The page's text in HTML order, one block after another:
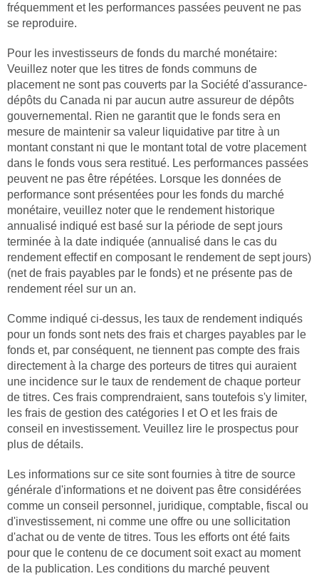
fréquemment et les performances passées peuvent ne pas
se reproduire.
Pour les investisseurs de fonds du marché monétaire:
Veuillez noter que les titres de fonds communs de
placement ne sont pas couverts par la Société d'assurance-
dépôts du Canada ni par aucun autre assureur de dépôts
gouvernemental. Rien ne garantit que le fonds sera en
mesure de maintenir sa valeur liquidative par titre à un
montant constant ni que le montant total de votre placement
dans le fonds vous sera restitué. Les performances passées
peuvent ne pas être répétées. Lorsque les données de
performance sont présentées pour les fonds du marché
monétaire, veuillez noter que le rendement historique
annualisé indiqué est basé sur la période de sept jours
terminée à la date indiquée (annualisé dans le cas du
rendement effectif en composant le rendement de sept jours)
(net de frais payables par le fonds) et ne présente pas de
rendement réel sur un an.
Comme indiqué ci-dessus, les taux de rendement indiqués
pour un fonds sont nets des frais et charges payables par le
fonds et, par conséquent, ne tiennent pas compte des frais
directement à la charge des porteurs de titres qui auraient
une incidence sur le taux de rendement de chaque porteur
de titres. Ces frais comprendraient, sans toutefois s'y limiter,
les frais de gestion des catégories I et O et les frais de
conseil en investissement. Veuillez lire le prospectus pour
plus de détails.
Les informations sur ce site sont fournies à titre de source
générale d'informations et ne doivent pas être considérées
comme un conseil personnel, juridique, comptable, fiscal ou
d'investissement, ni comme une offre ou une sollicitation
d'achat ou de vente de titres. Tous les efforts ont été faits
pour que le contenu de ce document soit exact au moment
de la publication. Les conditions du marché peuvent